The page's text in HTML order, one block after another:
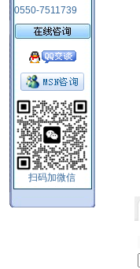
0550-7511739
扫码加微信